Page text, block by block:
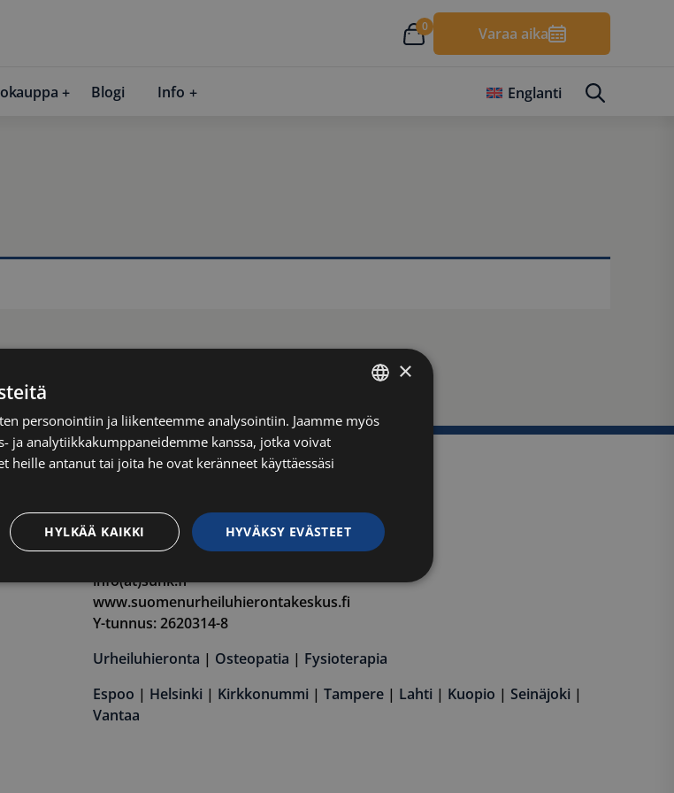
0 Varaa aika
Blogi Info Englanti
Yhteystiedot
info(at)suhk.fi
www.suomenurheiluhierontakeskus.fi
Y-tunnus: 2620314-8
Urheiluhieronta | Osteopatia | Fysioterapia
Espoo | Helsinki | Kirkkonummi | Tampere | Lahti | Kuopio | Seinäjoki |
Vantaa
FINNISH
×
personointiin ja liikenteemme analysointiin. Jaamme myös
ja analytiikkakumppaneidemme kanssa, jotka voivat
heille antanut tai joita he ovat keränneet käyttäessäsi
HYVÄKSY EVÄSTEET
HYLKÄÄ KAIKKI
Kohdentavat Toiminnalliset Luokittelemattomat
Kohdentavat